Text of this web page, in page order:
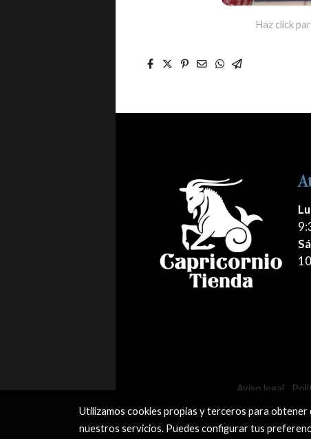
Haz click
Aviso legal
Utilizamos cookies propias y terceros para
nuestros servicios. Puedes configurar tus